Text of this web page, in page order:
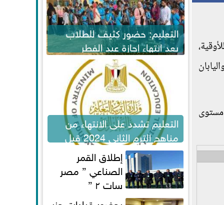
دولار للأوقية،
1.57 في المئة مسجلة مستوى
التعليم: حضور كثيف للطلاب
بعد انتهاء إجازة عيد الفطر
لاستكمال المناهج
التعليم تشدد على الانتهاء من
مناهج الترم الثاني 2024 قبل
الامتحانات
إطلاق القمر
الصناعي ” مصر
سات ٢ ”